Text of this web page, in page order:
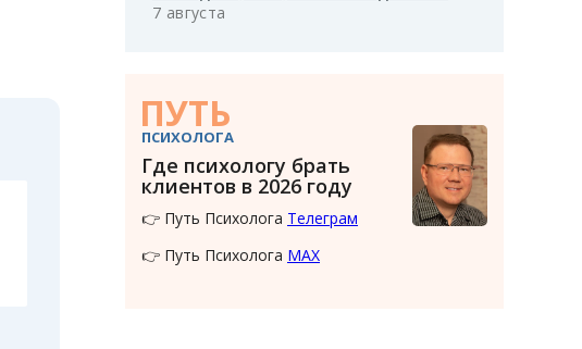
7 августа
ПУТЬ
ПСИХОЛОГА
Где психологу брать
клиентов в 2026 году
👉 Путь Психолога Телеграм
👉 Путь Психолога MAX